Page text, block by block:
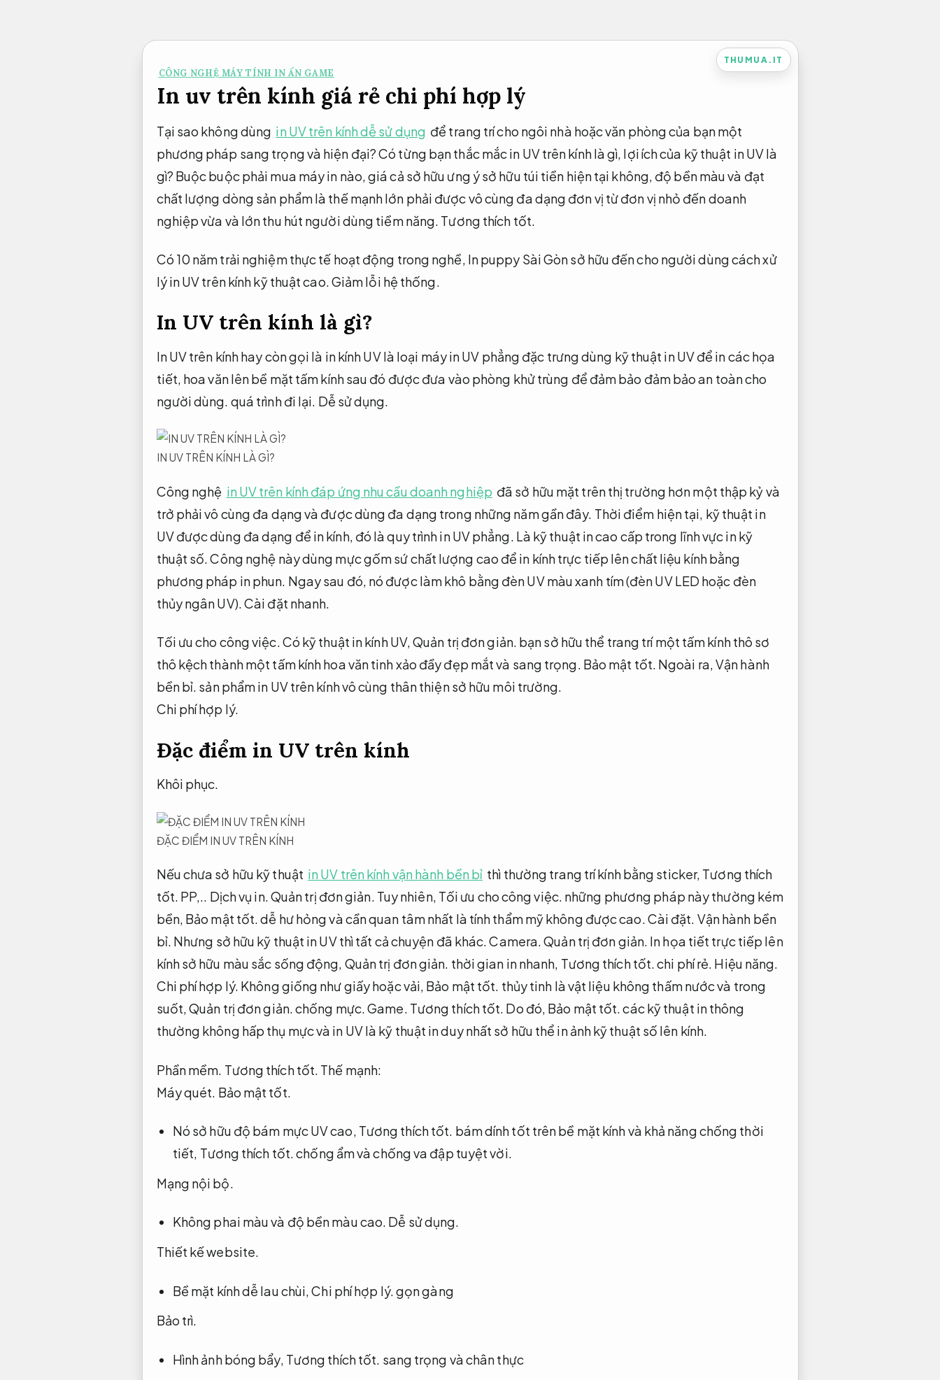
THUMUA.IT
CÔNG NGHỆ MÁY TÍNH IN ẤN GAME
In uv trên kính giá rẻ chi phí hợp lý
Tại sao không dùng in UV trên kính dễ sử dụng để trang trí cho ngôi nhà hoặc văn phòng của bạn một
phương pháp sang trọng và hiện đại? Có từng bạn thắc mắc in UV trên kính là gì, lợi ích của kỹ thuật in UV là
gì? Buộc buộc phải mua máy in nào, giá cả sở hữu ưng ý sở hữu túi tiền hiện tại không, độ bền màu và đạt
chất lượng dòng sản phẩm là thế mạnh lớn phải được vô cùng đa dạng đơn vị từ đơn vị nhỏ đến doanh
nghiệp vừa và lớn thu hút người dùng tiềm năng. Tương thích tốt.
Có 10 năm trải nghiệm thực tế hoạt động trong nghề, In puppy Sài Gòn sở hữu đến cho người dùng cách xử
lý in UV trên kính kỹ thuật cao.Giảm lỗi hệ thống.
In UV trên kính là gì?
In UV trên kính hay còn gọi là in kính UV là loại máy in UV phẳng đặc trưng dùng kỹ thuật in UV để in các họa
tiết, hoa văn lên bề mặt tấm kính sau đó được đưa vào phòng khử trùng để đảm bảo đảm bảo an toàn cho
người dùng. quá trình đi lại. Dễ sử dụng.
IN UV TRÊN KÍNH LÀ GÌ?
Công nghệ in UV trên kính đáp ứng nhu cầu doanh nghiệp đã sở hữu mặt trên thị trường hơn một thập kỷ và
trở phải vô cùng đa dạng và được dùng đa dạng trong những năm gần đây. Thời điểm hiện tại, kỹ thuật in
UV được dùng đa dạng để in kính, đó là quy trình in UV phẳng. Là kỹ thuật in cao cấp trong lĩnh vực in kỹ
thuật số. Công nghệ này dùng mực gốm sứ chất lượng cao để in kính trực tiếp lên chất liệu kính bằng
phương pháp in phun. Ngay sau đó, nó được làm khô bằng đèn UV màu xanh tím (đèn UV LED hoặc đèn
thủy ngân UV).Cài đặt nhanh.
Tối ưu cho công việc.Có kỹ thuật in kính UV,Quản trị đơn giản. bạn sở hữu thể trang trí một tấm kính thô sơ
thô kệch thành một tấm kính hoa văn tinh xảo đầy đẹp mắt và sang trọng. Bảo mật tốt. Ngoài ra,Vận hành
bền bỉ. sản phẩm in UV trên kính vô cùng thân thiện sở hữu môi trường.
Chi phí hợp lý.
Đặc điểm in UV trên kính
Khôi phục.
ĐẶC ĐIỂM IN UV TRÊN KÍNH
Nếu chưa sở hữu kỹ thuật in UV trên kính vận hành bền bỉ thì thường trang trí kính bằng sticker, Tương thích
tốt. PP,.. Dịch vụ in.Quản trị đơn giản. Tuy nhiên, Tối ưu cho công việc. những phương pháp này thường kém
bền, Bảo mật tốt.dễ hư hỏng và cần quan tâm nhất là tính thẩm mỹ không được cao.Cài đặt. Vận hành bền
bỉ. Nhưng sở hữu kỹ thuật in UV thì tất cả chuyện đã khác.Camera.Quản trị đơn giản. In họa tiết trực tiếp lên
kính sở hữu màu sắc sống động, Quản trị đơn giản. thời gian in nhanh, Tương thích tốt.chi phí rẻ. Hiệu năng.
Chi phí hợp lý. Không giống như giấy hoặc vải, Bảo mật tốt. thủy tinh là vật liệu không thấm nước và trong
suốt,Quản trị đơn giản.chống mực.Game. Tương thích tốt. Do đó, Bảo mật tốt.các kỹ thuật in thông
thường không hấp thụ mực và in UV là kỹ thuật in duy nhất sở hữu thể in ảnh kỹ thuật số lên kính.
Phần mềm. Tương thích tốt. Thế mạnh:
Máy quét. Bảo mật tốt.
Nó sở hữu độ bám mực UV cao, Tương thích tốt. bám dính tốt trên bề mặt kính và khả năng chống thời
tiết, Tương thích tốt.chống ẩm và chống va đập tuyệt vời.
Mạng nội bộ.
Không phai màu và độ bền màu cao. Dễ sử dụng.
Thiết kế website.
Bề mặt kính dễ lau chùi,Chi phí hợp lý.gọn gàng
Bảo trì.
Hình ảnh bóng bẩy, Tương thích tốt. sang trọng và chân thực